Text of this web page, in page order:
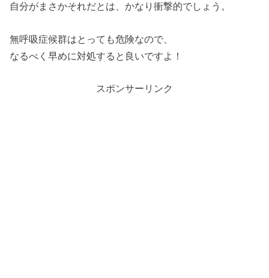
自分がまさかそれだとは、かなり衝撃的でしょう。
無呼吸症候群はとっても危険なので、
なるべく早めに対処すると良いですよ！
スポンサーリンク